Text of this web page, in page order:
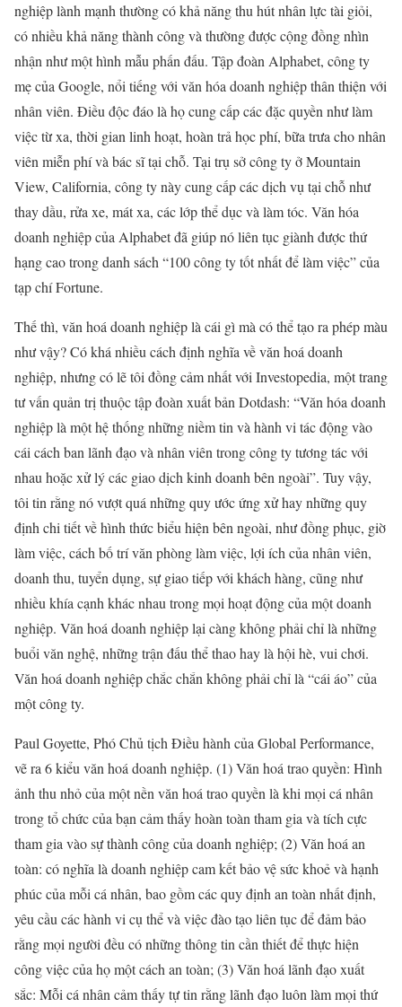
nghiệp lành mạnh thường có khả năng thu hút nhân lực tài giỏi,
có nhiều khả năng thành công và thường được cộng đồng nhìn
nhận như một hình mẫu phấn đấu. Tập đoàn Alphabet, công ty
mẹ của Google, nổi tiếng với văn hóa doanh nghiệp thân thiện với
nhân viên. Điều độc đáo là họ cung cấp các đặc quyền như làm
việc từ xa, thời gian linh hoạt, hoàn trả học phí, bữa trưa cho nhân
viên miễn phí và bác sĩ tại chỗ. Tại trụ sở công ty ở Mountain
View, California, công ty này cung cấp các dịch vụ tại chỗ như
thay dầu, rửa xe, mát xa, các lớp thể dục và làm tóc. Văn hóa
doanh nghiệp của Alphabet đã giúp nó liên tục giành được thứ
hạng cao trong danh sách “100 công ty tốt nhất để làm việc” của
tạp chí Fortune.
Thế thì, văn hoá doanh nghiệp là cái gì mà có thể tạo ra phép màu
như vậy? Có khá nhiều cách định nghĩa về văn hoá doanh
nghiệp, nhưng có lẽ tôi đồng cảm nhất với Investopedia, một trang
tư vấn quản trị thuộc tập đoàn xuất bản Dotdash: “Văn hóa doanh
nghiệp là một hệ thống những niềm tin và hành vi tác động vào
cái cách ban lãnh đạo và nhân viên trong công ty tương tác với
nhau hoặc xử lý các giao dịch kinh doanh bên ngoài”. Tuy vậy,
tôi tin rằng nó vượt quá những quy ước ứng xử hay những quy
định chi tiết về hình thức biểu hiện bên ngoài, như đồng phục, giờ
làm việc, cách bố trí văn phòng làm việc, lợi ích của nhân viên,
doanh thu, tuyển dụng, sự giao tiếp với khách hàng, cũng như
nhiều khía cạnh khác nhau trong mọi hoạt động của một doanh
nghiệp. Văn hoá doanh nghiệp lại càng không phải chỉ là những
buổi văn nghệ, những trận đấu thể thao hay là hội hè, vui chơi.
Văn hoá doanh nghiệp chắc chắn không phải chỉ là “cái áo” của
một công ty.
Paul Goyette, Phó Chủ tịch Điều hành của Global Performance,
vẽ ra 6 kiểu văn hoá doanh nghiệp. (1) Văn hoá trao quyền: Hình
ảnh thu nhỏ của một nền văn hoá trao quyền là khi mọi cá nhân
trong tổ chức của bạn cảm thấy hoàn toàn tham gia và tích cực
tham gia vào sự thành công của doanh nghiệp; (2) Văn hoá an
toàn: có nghĩa là doanh nghiệp cam kết bảo vệ sức khoẻ và hạnh
phúc của mỗi cá nhân, bao gồm các quy định an toàn nhất định,
yêu cầu các hành vi cụ thể và việc đào tạo liên tục để đảm bảo
rằng mọi người đều có những thông tin cần thiết để thực hiện
công việc của họ một cách an toàn; (3) Văn hoá lãnh đạo xuất
sắc: Mỗi cá nhân cảm thấy tự tin rằng lãnh đạo luôn làm mọi thứ